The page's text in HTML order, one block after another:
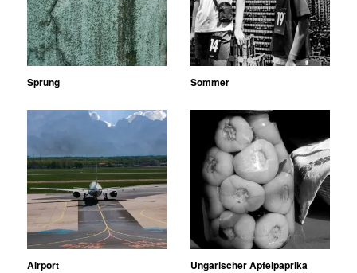
Sprung Sommer
Airport Ungarischer Apfelpaprika